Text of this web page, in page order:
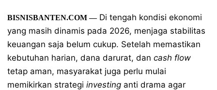
BISNISBANTEN.COM —Di tengah kondisi ekonomi
yang masih dinamis pada 2026, menjaga stabilitas
keuangan saja belum cukup. Setelah memastikan
kebutuhan harian, dana darurat, dan cash flow
tetap aman, masyarakat juga perlu mulai
memikirkan strategi investing anti drama agar